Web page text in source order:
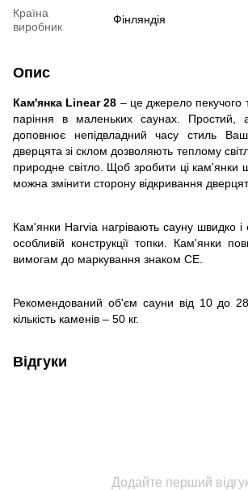
Країна
виробник
Фінляндія
Опис
Кам'янка Linear 28 – це джерело пекучого
паріння в маленьких саунах. Простий,
доповнює непідвладний часу стиль
дверцята зі склом дозволяють теплому
природне світло. Щоб зробити ці кам'янки
можна змінити сторону відкривання
Кам'янки Harvia нагрівають сауну швидко і
особливій конструкції топки. Кам'янки
вимогам до маркування знаком CE.
Рекомендований об'єм сауни від 10 до
кількість каменів – 50 кг.
Відгуки
Додайте перший